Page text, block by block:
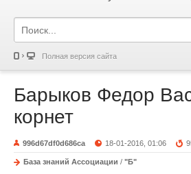
Полная версия сайта
Барыков Федор
корнет
996d67df0d686ca 18-01-2016, 01:06
База знаний Ассоциации / "Б"